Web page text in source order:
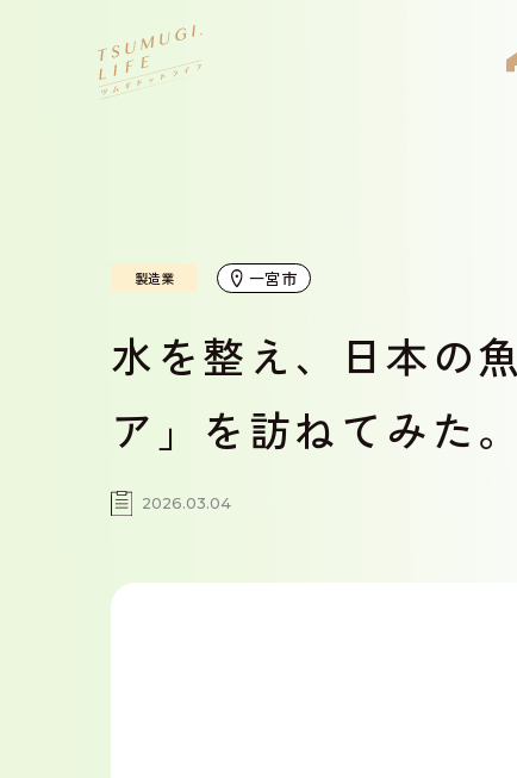
製造業 一宮市
水を整え、日本の
ア」を訪ねてみた。
2026.03.04